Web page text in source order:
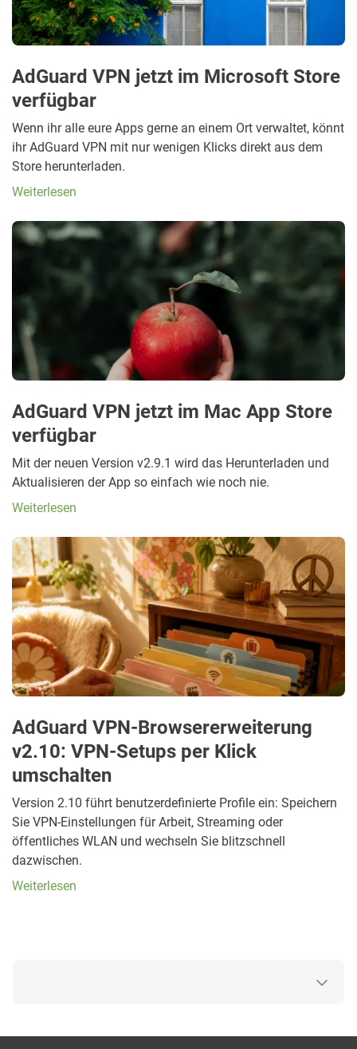
AdGuard VPN jetzt im Microsoft Store
verfügbar
Wenn ihr alle eure Apps gerne an einem Ort verwaltet, könnt
ihr AdGuard VPN mit nur wenigen Klicks direkt aus dem
Store herunterladen.
Weiterlesen
AdGuard VPN jetzt im Mac App Store
verfügbar
Mit der neuen Version v2.9.1 wird das Herunterladen und
Aktualisieren der App so einfach wie noch nie.
Weiterlesen
AdGuard VPN-Browsererweiterung
v2.10: VPN-Setups per Klick
umschalten
Version 2.10 führt benutzerdefinierte Profile ein: Speichern
Sie VPN-Einstellungen für Arbeit, Streaming oder
öffentliches WLAN und wechseln Sie blitzschnell
dazwischen.
Weiterlesen